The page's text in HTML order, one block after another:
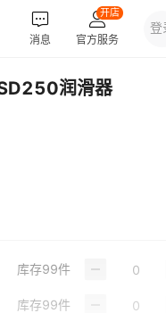
润滑器
库存99件
库存99件